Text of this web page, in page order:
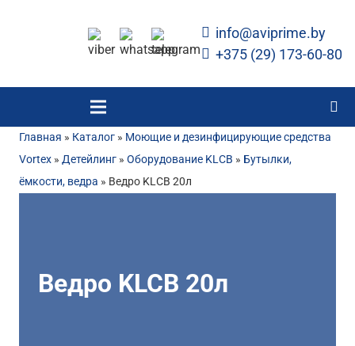
info@aviprime.by
+375 (29) 173-60-80
Главная » Каталог » Моющие и дезинфицирующие средства
Vortex » Детейлинг » Оборудование KLCB » Бутылки,
ёмкости, ведра » Ведро KLCB 20л
Ведро KLCB 20л